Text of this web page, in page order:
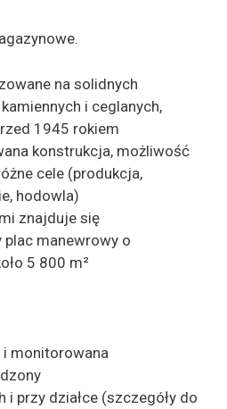
na solidnych
i ceglanych,
1945 rokiem
konstrukcja, możliwość
cele (produkcja,
hodowla)
znajduje się
manewrowy o
5 800 m²
i monitorowana
i przy działce (szczegóły do